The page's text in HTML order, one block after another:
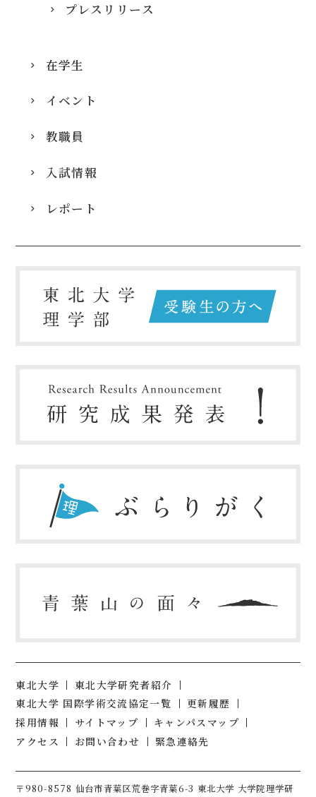
プレスリリース
在学生
イベント
教職員
入試情報
レポート
東北大学
東北大学研究者紹介
東北大学 国際学術交流協定一覧
更新履歴
採用情報
サイトマップ
キャンパスマップ
アクセス
お問い合わせ 緊急連絡先
〒980-8578 仙台市青葉区荒巻字青葉6-3 東北大学 大学院理学研